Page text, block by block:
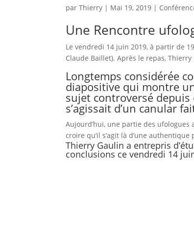
parThierry | Mai 19, 2019 |
Une Rencontre
Le vendredi 14 juin 2019, à partir de
Claude Baillet). Après le repas,
Longtemps considérée
diapositive qui montre
sujet controversé depuis
s’agissait d’un canular
Aujourd’hui, une partie des
croire qu’il s’agit là d’une authentique
Thierry Gaulin a entrepris
conclusions ce vendredi 14